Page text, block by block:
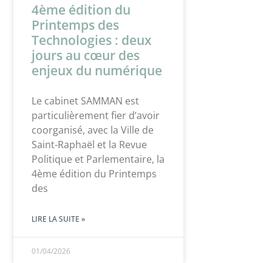
4ème édition du
Printemps des
Technologies : deux
jours au cœur des
enjeux du numérique
Le cabinet SAMMAN est
particulièrement fier d’avoir
coorganisé, avec la Ville de
Saint-Raphaël et la Revue
Politique et Parlementaire, la
4ème édition du Printemps
des
LIRE LA SUITE »
01/04/2026